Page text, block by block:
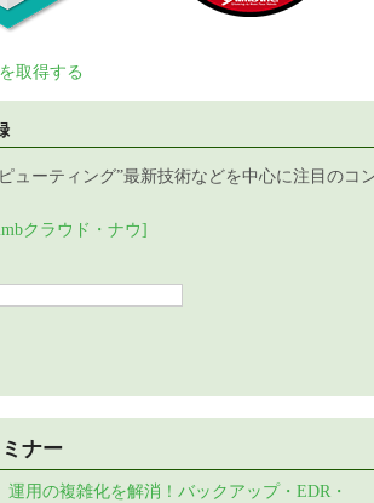
取得する
ューティング”最新技術などを中心に注目のコ
クラウド・ナウ]
ナー
運用の複雑化を解消！バックアップ・EDR・